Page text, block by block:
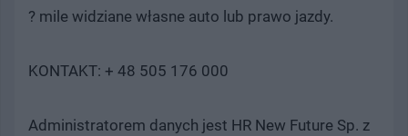
? mile widziane własne auto lub prawo jazdy.
KONTAKT: + 48 505 176 000
Administratorem danych jest HR New Future Sp. z